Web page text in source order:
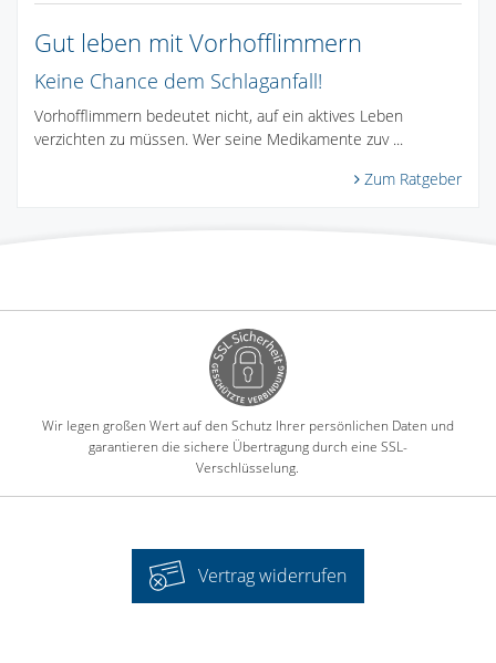
Gut leben mit Vorhofflimmern
Keine Chance dem Schlaganfall!
Vorhofflimmern bedeutet nicht, auf ein aktives Leben
verzichten zu müssen. Wer seine Medikamente zuv ...
Zum Ratgeber
Wir legen großen Wert auf den Schutz Ihrer persönlichen Daten und
garantieren die sichere Übertragung durch eine SSL-
Verschlüsselung.
Vertrag widerrufen